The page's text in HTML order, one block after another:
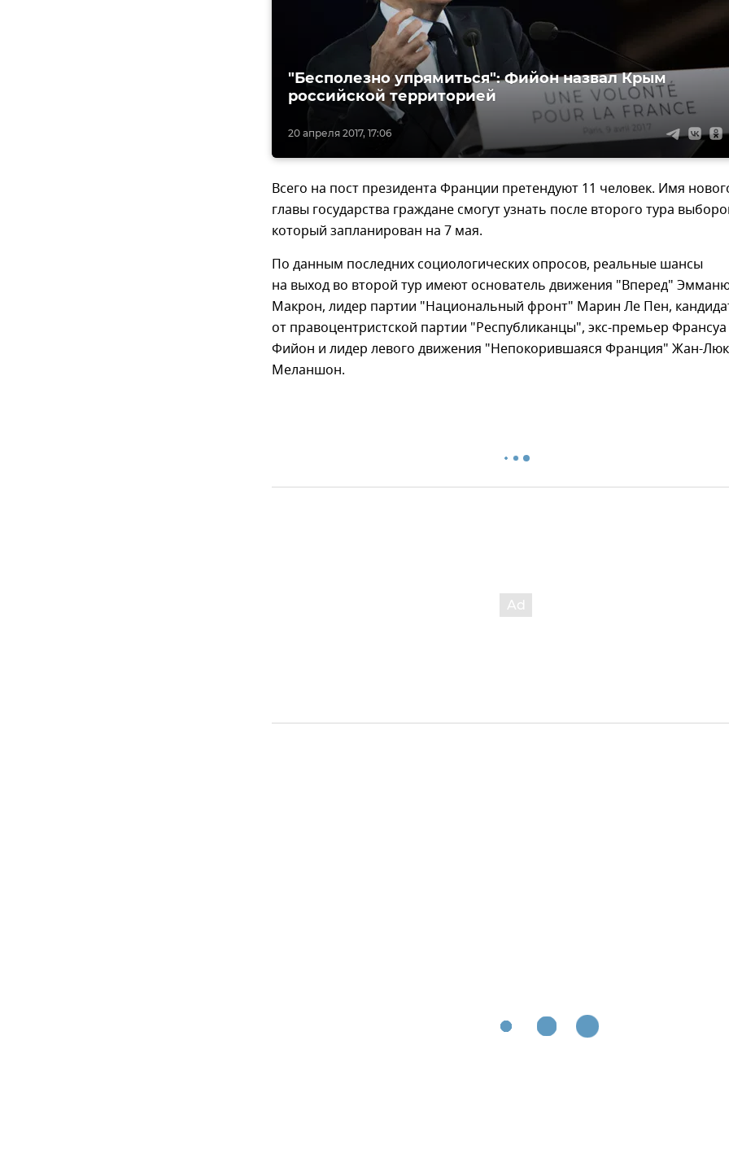
20 апреля 2017, 17:06
"Бесполезно упрямиться": Фийон назвал Крым
российской территорией
Всего на пост президента Франции претендуют 11 человек. Имя
главы государства граждане смогут узнать после второго тура
который запланирован на 7 мая.
По данным последних социологических опросов, реальные шансы
на выход во второй тур имеют основатель движения "Вперед"
Макрон, лидер партии "Национальный фронт" Марин Ле Пен,
от правоцентристской партии "Республиканцы", экс-премьер Франсуа
Фийон и лидер левого движения "Непокорившаяся Франция" Жан-Люк
Меланшон.